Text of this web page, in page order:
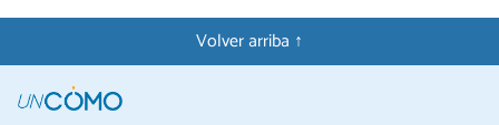
Volver arriba ↑